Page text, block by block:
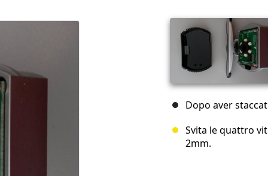
Dopo aver
Svita le quattro
2mm.